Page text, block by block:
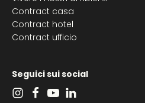
Contract casa
Contract hotel
Contract ufficio
Seguici sui social